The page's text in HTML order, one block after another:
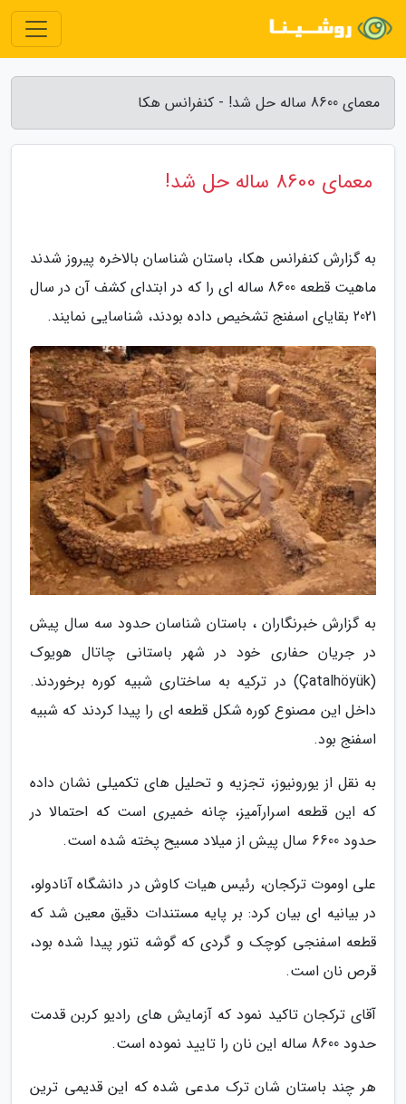
معمای 8600 ساله حل شد! - کنفرانس هکا
معمای 8600 ساله حل شد!
به گزارش کنفرانس هکا، باستان شناسان بالاخره پیروز شدند
ماهیت قطعه 8600 ساله ای را که در ابتدای کشف آن در سال
2021 بقایای اسفنج تشخیص داده بودند، شناسایی نمایند.
به گزارش خبرنگاران ، باستان شناسان حدود سه سال پیش
در جریان حفاری خود در شهر باستانی چاتال هویوک
(Çatalhöyük) در ترکیه به ساختاری شبیه کوره برخوردند.
داخل این مصنوع کوره شکل قطعه ای را پیدا کردند که شبیه
اسفنج بود.
به نقل از یورونیوز، تجزیه و تحلیل های تکمیلی نشان داده
که این قطعه اسرارآمیز، چانه خمیری است که احتمالا در
حدود 6600 سال پیش از میلاد مسیح پخته شده است.
علی اوموت ترکجان، رئیس هیات کاوش در دانشگاه آنادولو،
در بیانیه ای بیان کرد: بر پایه مستندات دقیق معین شد که
قطعه اسفنجی کوچک و گردی که گوشه تنور پیدا شده بود،
قرص نان است.
آقای ترکجان تاکید نمود که آزمایش های رادیو کربن قدمت
حدود 8600 ساله این نان را تایید نموده است.
هر چند باستان شان ترک مدعی شده که این قدیمی ترین